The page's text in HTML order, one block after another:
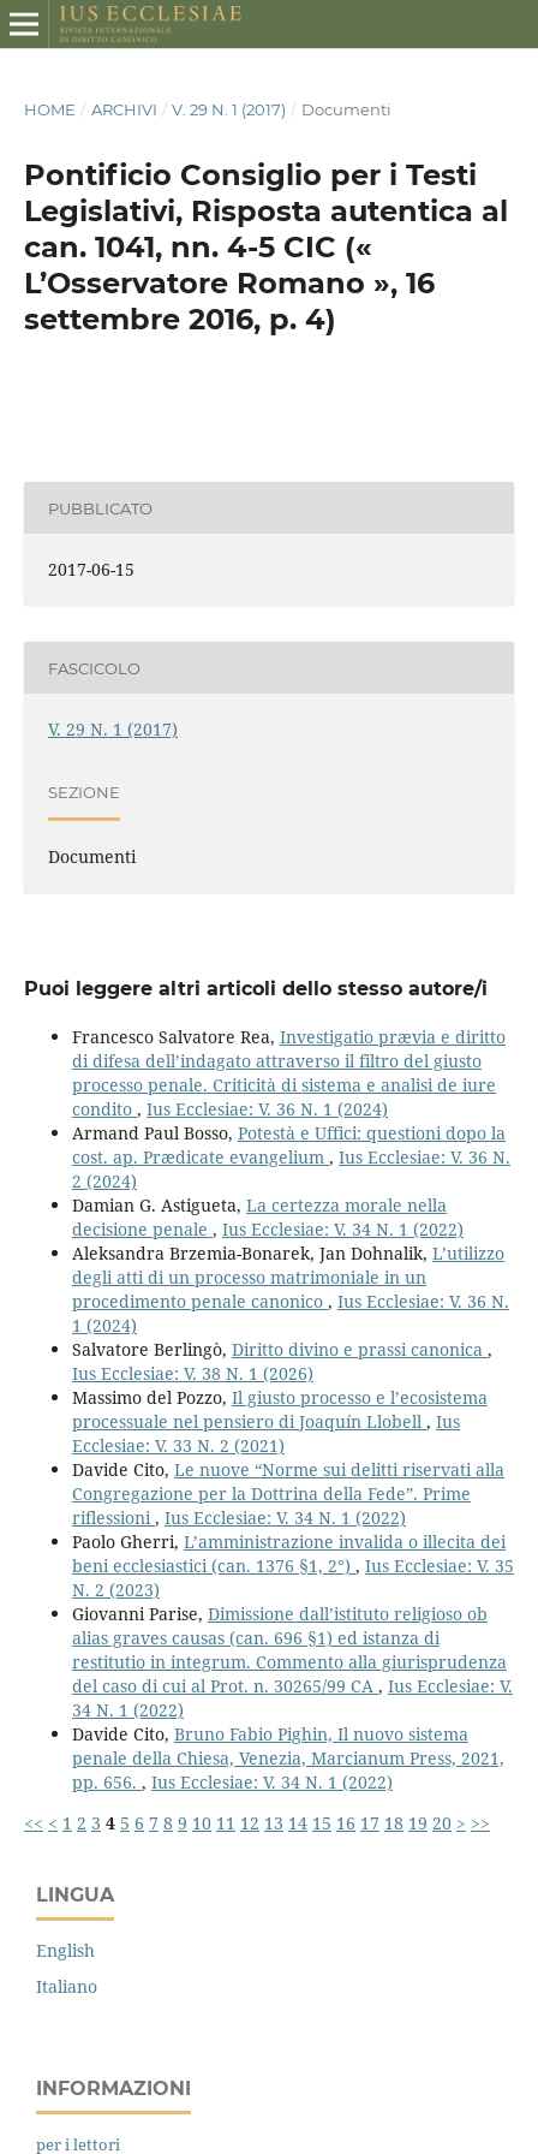
HOME / ARCHIVI / V. 29 N. 1 (2017) / Documenti
Pontificio Consiglio per i Testi
Legislativi, Risposta autentica al
can. 1041, nn. 4-5 CIC («
L’Osservatore Romano », 16
settembre 2016, p. 4)
PUBBLICATO
2017-06-15
FASCICOLO
V. 29 N. 1 (2017)
SEZIONE
Documenti
Puoi leggere altri articoli dello stesso autore/i
Francesco Salvatore Rea, Investigatio prævia e diritto
di difesa dell’indagato attraverso il filtro del giusto
processo penale. Criticità di sistema e analisi de iure
condito , Ius Ecclesiae: V. 36 N. 1 (2024)
Armand Paul Bosso, Potestà e Uffici: questioni dopo la
cost. ap. Prædicate evangelium , Ius Ecclesiae: V. 36 N.
2 (2024)
Damian G. Astigueta, La certezza morale nella
decisione penale , Ius Ecclesiae: V. 34 N. 1 (2022)
Aleksandra Brzemia-Bonarek, Jan Dohnalik, L’utilizzo
degli atti di un processo matrimoniale in un
procedimento penale canonico , Ius Ecclesiae: V. 36 N.
1 (2024)
Salvatore Berlingò, Diritto divino e prassi canonica ,
Ius Ecclesiae: V. 38 N. 1 (2026)
Massimo del Pozzo, Il giusto processo e l’ecosistema
processuale nel pensiero di Joaquín Llobell , Ius
Ecclesiae: V. 33 N. 2 (2021)
Davide Cito, Le nuove “Norme sui delitti riservati alla
Congregazione per la Dottrina della Fede”. Prime
riflessioni, Ius Ecclesiae: V. 34 N. 1 (2022)
Paolo Gherri, L’amministrazione invalida o illecita dei
beni ecclesiastici (can. 1376 §1, 2°) , Ius Ecclesiae: V. 35
N. 2 (2023)
Giovanni Parise, Dimissione dall’istituto religioso ob
alias graves causas (can. 696 §1) ed istanza di
restitutio in integrum. Commento alla giurisprudenza
del caso di cui al Prot. n. 30265/99 CA , Ius Ecclesiae: V.
34 N. 1 (2022)
Davide Cito, Bruno Fabio Pighin, Il nuovo sistema
penale della Chiesa, Venezia, Marcianum Press, 2021,
pp. 656. , Ius Ecclesiae: V. 34 N. 1 (2022)
<< < 1 2 3 4 5 6 7 8 9 10 11 12 13 14 15 16 17 18 19 20 > >>
LINGUA
English
Italiano
INFORMAZIONI
per i lettori